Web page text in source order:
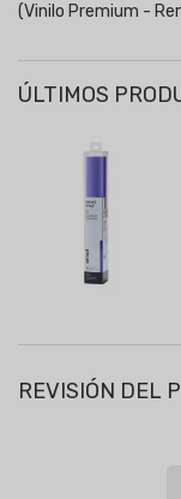
(Vinilo Premium -
ÚLTIMOS
REVISIÓN DEL